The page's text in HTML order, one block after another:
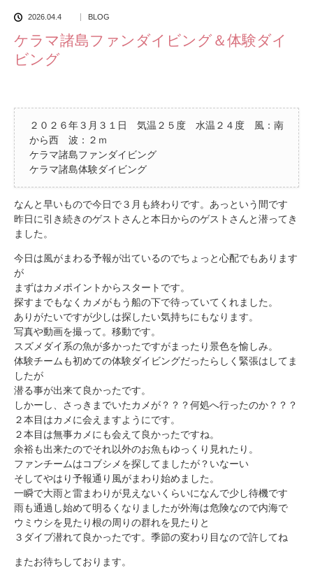
2026.04.4 BLOG
ケラマ諸島ファンダイビング＆体験ダイ
ビング
２０２６年３月３１日 気温２５度 水温２４度 風：南
から西 波：２ｍ
ケラマ諸島ファンダイビング
ケラマ諸島体験ダイビング
なんと早いもので今日で３月も終わりです。あっという間です
昨日に引き続きのゲストさんと本日からのゲストさんと潜ってき
ました。
今日は風がまわる予報が出ているのでちょっと心配でもあります
が
まずはカメポイントからスタートです。
探すまでもなくカメがもう船の下で待っていてくれました。
ありがたいですが少しは探したい気持ちにもなります。
写真や動画を撮って。移動です。
スズメダイ系の魚が多かったですがまったり景色を愉しみ。
体験チームも初めての体験ダイビングだったらしく緊張はしてま
したが
潜る事が出来て良かったです。
しかーし、さっきまでいたカメが？？？何処へ行ったのか？？？
２本目はカメに会えますようにです。
２本目は無事カメにも会えて良かったですね。
余裕も出来たのでそれ以外のお魚もゆっくり見れたり。
ファンチームはコブシメを探してましたが？いなーい
そしてやはり予報通り風がまわり始めました。
一瞬で大雨と雷まわりが見えないくらいになんで少し待機です
雨も通過し始めて明るくなりましたが外海は危険なので内海で
ウミウシを見たり根の周りの群れを見たりと
３ダイブ潜れて良かったです。季節の変わり目なので許してね
またお待ちしております。